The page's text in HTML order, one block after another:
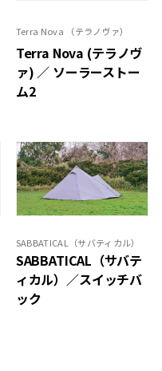
Terra Nova （テラノヴァ）
Terra Nova (テラノヴ
ァ) ／ ソーラーストー
ム2
SABBATICAL（サバティカル）
SABBATICAL（サバテ
ィカル）／スイッチバ
ック